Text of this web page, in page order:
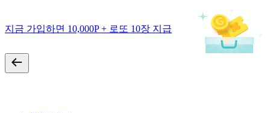
지금 가입하면 10,000P + 로또 10장 지급